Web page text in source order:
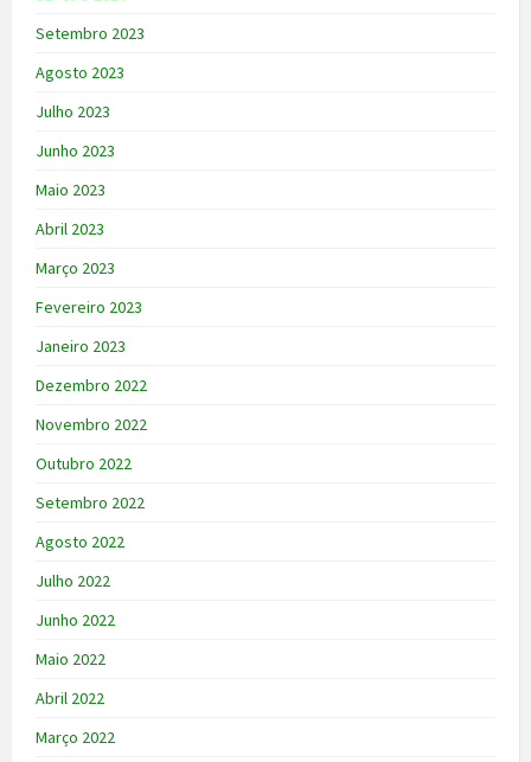
Setembro 2023
Agosto 2023
Julho 2023
Junho 2023
Maio 2023
Abril 2023
Março 2023
Fevereiro 2023
Janeiro 2023
Dezembro 2022
Novembro 2022
Outubro 2022
Setembro 2022
Agosto 2022
Julho 2022
Junho 2022
Maio 2022
Abril 2022
Março 2022